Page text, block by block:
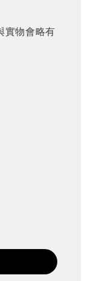
實物會略有